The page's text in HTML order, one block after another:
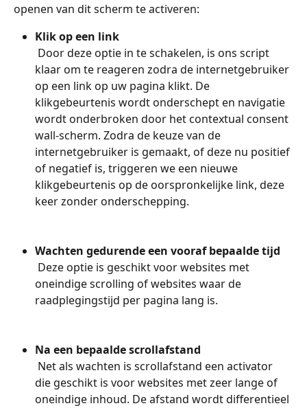
openen van dit scherm te activeren:
Klik op een link
Door deze optie in te schakelen, is ons script
klaar om te reageren zodra de internetgebruiker
op een link op uw pagina klikt. De
klikgebeurtenis wordt onderschept en navigatie
wordt onderbroken door het contextual consent
wall-scherm. Zodra de keuze van de
internetgebruiker is gemaakt, of deze nu positief
of negatief is, triggeren we een nieuwe
klikgebeurtenis op de oorspronkelijke link, deze
keer zonder onderschepping.
Wachten gedurende een vooraf bepaalde tijd
Deze optie is geschikt voor websites met
oneindige scrolling of websites waar de
raadplegingstijd per pagina lang is.
Na een bepaalde scrollafstand
Net als wachten is scrollafstand een activator
die geschikt is voor websites met zeer lange of
oneindige inhoud. De afstand wordt differentieel